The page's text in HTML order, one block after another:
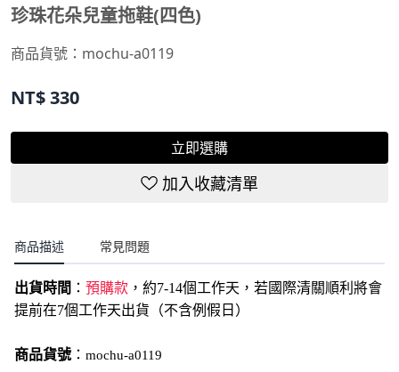
珍珠花朵兒童拖鞋(四色)
商品貨號： mochu-a0119
NT$330
立即選購
加入收藏清單
商品描述 常見問題
出貨時間 ： 預購款 ，約7-14個工作天，若國際清關順利將會
提前在7個工作天出貨（不含例假日）
商品貨號： mochu-a0119